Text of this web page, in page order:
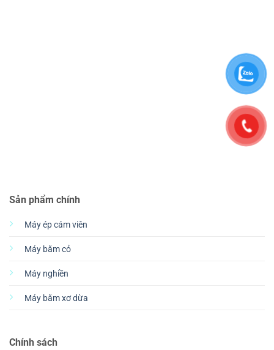
Sản phẩm chính
Máy ép cám viên
Máy băm cỏ
Máy nghiền
Máy băm xơ dừa
Chính sách